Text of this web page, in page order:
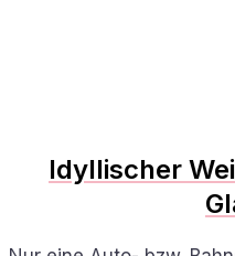
Idyllischer